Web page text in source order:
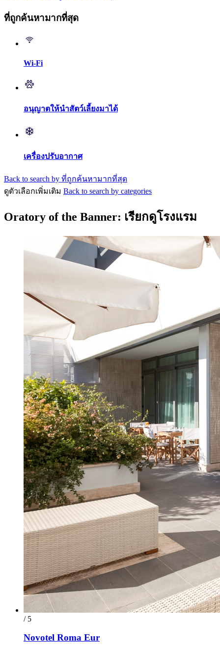
ที่ถูกค้นหามากที่สุด
Wi-Fi
อนุญาตให้นำสัตว์เลี้ยงมาได้
เครื่องปรับอากาศ
Back to search by ที่ถูกค้นหามากที่สุด
ดูตัวเลือกเพิ่มเติม Back to search by categories
Oratory of the Banner: เรียกดูโรงแรม
/ 5
Novotel Roma Eur